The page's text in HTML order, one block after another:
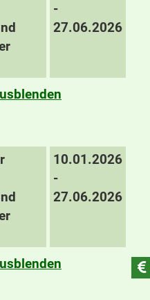
-
27.06.2026
10.01.2026
-
27.06.2026